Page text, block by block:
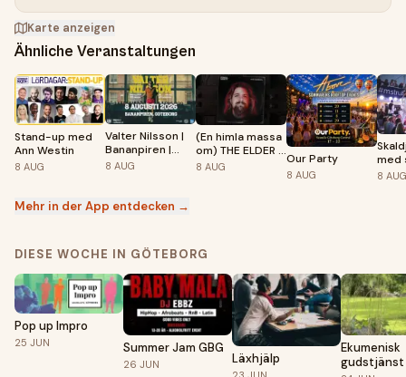
Karte anzeigen
Ähnliche Veranstaltungen
Stand-up med
Ann Westin
8 AUG
Valter Nilsson |
Bananpiren |
Göteborg
8 AUG
(En himla massa
om) THE ELDER -
En odyssé av
8 AUG
Our Party
8 AUG
med
8 AUG
Mehr in der App entdecken →
DIESE WOCHE IN GÖTEBORG
Pop up Impro
25 JUN Summer Jam GBG
26 JUN Läxhjälp
Ekumenisk
gudstjänst